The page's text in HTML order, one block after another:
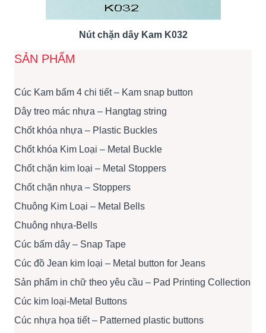
Nút chặn dây Kam K032
SẢN PHẨM
Cúc Kam bấm 4 chi tiết – Kam snap button
Dây treo mác nhựa – Hangtag string
Chốt khóa nhựa – Plastic Buckles
Chốt khóa Kim Loại – Metal Buckle
Chốt chặn kim loại – Metal Stoppers
Chốt chặn nhựa – Stoppers
Chuông Kim Loại – Metal Bells
Chuông nhựa-Bells
Cúc bấm dây – Snap Tape
Cúc đồ Jean kim loại – Metal button for Jeans
Sản phẩm in chữ theo yêu cầu – Pad Printing Collection
Cúc kim loại-Metal Buttons
Cúc nhựa họa tiết – Patterned plastic buttons